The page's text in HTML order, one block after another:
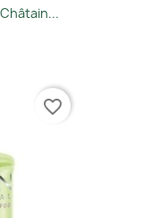
favorite_border